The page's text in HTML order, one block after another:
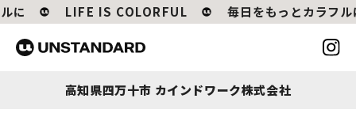
LIFE IS COLORFUL 毎日をもっとカラフルに
高知県四万十市 カインドワーク株式会社